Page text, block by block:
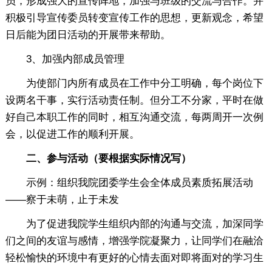
积极引导宣传委员转变宣传工作的思想，更新观念，希望
日后能为团日活动的开展带来帮助。
3、加强内部成员管理
为使部门内所有成员在工作中分工明确，每个岗位下
设两名干事，实行活动责任制。但分工不分家，平时在做
好自己本职工作的同时，相互沟通交流，每两周开一次例
会，以促进工作的顺利开展。
二、参与活动（要根据实际情况写）
示例：组织我院团委学生会全体成员素质拓展活动
——察于未萌，止于未发
为了促进我院学生组织内部的沟通与交流，加深同学
们之间的友谊与感情，增强学院凝聚力，让同学们在融洽
轻松愉快的环境中有更好的心情去面对即将面对的学习生